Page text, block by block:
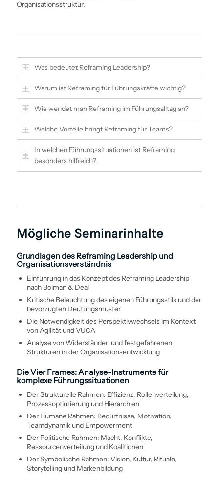
Organisationsstruktur.
Was bedeutet Reframing Leadership?
Warum ist Reframing für Führungskräfte wichtig?
Wie wendet man Reframing im Führungsalltag an?
Welche Vorteile bringt Reframing für Teams?
In welchen Führungssituationen ist Reframing
besonders hilfreich?
Mögliche Seminarinhalte
Grundlagen des Reframing Leadership und
Organisationsverständnis
Ein­führung in das Konzept des Reframing Leadership
nach Bolman & Deal
Kritische Beleuchtung des eigenen Führungsstils und der
bevorzugten Deutungsmuster
Die Notwendigkeit des Perspektivwechsels im Kontext
von Agilität und VUCA
Analyse von Widerständen und festgefahrenen
Strukturen in der Organisations­entwicklung
Die Vier Frames: Analyse-Instrumente für
komplexe Führungssituationen
Der Strukturelle Rahmen: Effizienz, Rollenverteilung,
Prozess­optimierung und Hierarchien
Der Humane Rahmen: Bedürfnisse, Motivation,
Teamdynamik und Empowerment
Der Politische Rahmen: Macht, Konflikte,
Ressourcenverteilung und Koalitionen
Der Symbolische Rahmen: Vision, Kultur, Rituale,
Storytelling und Marken­bildung